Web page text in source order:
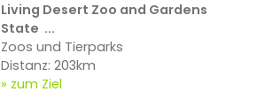
Living Desert Zoo and Gardens
State ...
Zoos und Tierparks
Distanz: 203km
zum Ziel